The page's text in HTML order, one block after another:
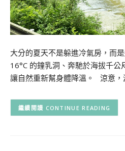
大分的夏天不是躲進冷氣房，而
16°C 的鐘乳洞、奔馳於海拔千公
讓自然重新幫身體降溫。 涼意
CONTINUE READING